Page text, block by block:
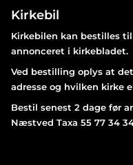
Kirkebil
Kirkebilen kan bestilles
annonceret i kirkebladet.
Ved bestilling oplys at
adresse og hvilken kirke
Bestil senest 2 dage før
Næstved Taxa 55 77 34